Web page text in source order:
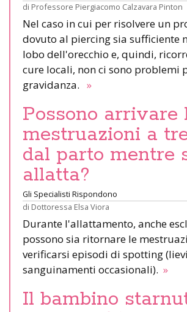
di Professore Piergiacomo Calzavara Pinton
Nel caso in cui per risolvere un
dovuto al piercing sia sufficiente
lobo dell'orecchio e, quindi,
cure locali, non ci sono problemi
gravidanza. »
Possono arrivare
mestruazioni a
dal parto mentre
allatta?
Gli Specialisti Rispondono
di Dottoressa Elsa Viora
Durante l'allattamento, anche
possono sia ritornare le
verificarsi episodi di spotting (lievi
sanguinamenti occasionali). »
Il bambino